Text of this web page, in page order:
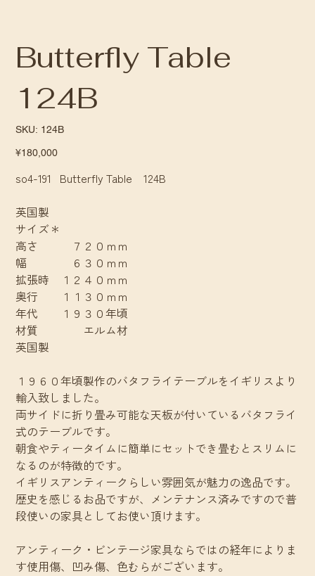
Butterfly Table
124B
SKU: SKU
124B
124B
Price
¥180,000
so4-191 Butterfly Table 124B
英国製
サイズ＊
高さ ７２０ｍｍ
幅 ６３０ｍｍ
拡張時 １２４０ｍｍ
奥行 １１３０ｍｍ
年代 １９３０年頃
材質 エルム材
英国製
１９６０年頃製作のバタフライテーブルをイギリスより
輸入致しました。
両サイドに折り畳み可能な天板が付いているバタフライ
式のテーブルです。
朝食やティータイムに簡単にセットでき畳むとスリムに
なるのが特徴的です。
イギリスアンティークらしい雰囲気が魅力の逸品です。
歴史を感じるお品ですが、メンテナンス済みですので普
段使いの家具としてお使い頂けます。
アンティーク・ビンテージ家具ならではの経年によりま
す使用傷、凹み傷、色むらがございます。